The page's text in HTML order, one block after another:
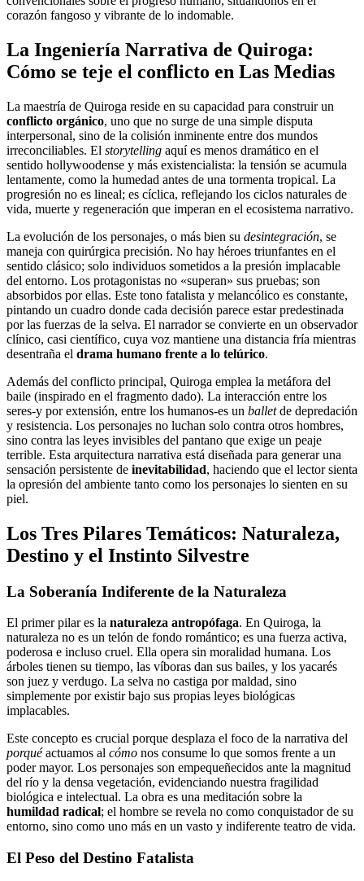
corazón fangoso y vibrante de lo indomable.
La Ingeniería Narrativa de Quiroga:
Cómo se teje el conflicto en Las Medias
La maestría de Quiroga reside en su capacidad para construir un
conflicto orgánico, uno que no surge de una simple disputa
interpersonal, sino de la colisión inminente entre dos mundos
irreconciliables. El storytelling aquí es menos dramático en el
sentido hollywoodense y más existencialista: la tensión se acumula
lentamente, como la humedad antes de una tormenta tropical. La
progresión no es lineal; es cíclica, reflejando los ciclos naturales de
vida, muerte y regeneración que imperan en el ecosistema narrativo.
La evolución de los personajes, o más bien su desintegración, se
maneja con quirúrgica precisión. No hay héroes triunfantes en el
sentido clásico; solo individuos sometidos a la presión implacable
del entorno. Los protagonistas no «superan» sus pruebas; son
absorbidos por ellas. Este tono fatalista y melancólico es constante,
pintando un cuadro donde cada decisión parece estar predestinada
por las fuerzas de la selva. El narrador se convierte en un observador
clínico, casi científico, cuya voz mantiene una distancia fría mientras
desentraña el drama humano frente a lo telúrico.
Además del conflicto principal, Quiroga emplea la metáfora del
baile (inspirado en el fragmento dado). La interacción entre los
seres-y por extensión, entre los humanos-es un balletde depredación
y resistencia. Los personajes no luchan solo contra otros hombres,
sino contra las leyes invisibles del pantano que exige un peaje
terrible. Esta arquitectura narrativa está diseñada para generar una
sensación persistente de inevitabilidad, haciendo que el lector sienta
la opresión del ambiente tanto como los personajes lo sienten en su
piel.
Los Tres Pilares Temáticos: Naturaleza,
Destino y el Instinto Silvestre
La Soberanía Indiferente de la Naturaleza
El primer pilar es la naturaleza antropófaga. En Quiroga, la
naturaleza no es un telón de fondo romántico; es una fuerza activa,
poderosa e incluso cruel. Ella opera sin moralidad humana. Los
árboles tienen su tiempo, las víboras dan sus bailes, y los yacarés
son juez y verdugo. La selva no castiga por maldad, sino
simplemente por existir bajo sus propias leyes biológicas
implacables.
Este concepto es crucial porque desplaza el foco de la narrativa del
porquéactuamos al cómo nos consume lo que somos frente a un
poder mayor. Los personajes son empequeñecidos ante la magnitud
del río y la densa vegetación, evidenciando nuestra fragilidad
biológica e intelectual. La obra es una meditación sobre la
humildad radical; el hombre se revela no como conquistador de su
entorno, sino como uno más en un vasto y indiferente teatro de vida.
El Peso del Destino Fatalista